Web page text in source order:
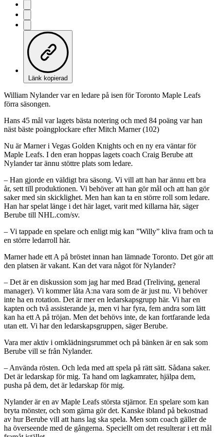
Länk kopierad
William Nylander var en ledare på isen för Toronto Maple Leafs
förra säsongen.
Hans 45 mål var lagets bästa notering och med 84 poäng var han
näst bäste poängplockare efter Mitch Marner (102)
Nu är Marner i Vegas Golden Knights och en ny era väntar för
Maple Leafs. I den eran hoppas lagets coach Craig Berube att
Nylander tar ännu stöttre plats som ledare.
– Han gjorde en väldigt bra säsong. Vi vill att han har ännu ett bra
år, sett till produktionen. Vi behöver att han gör mål och att han gör
saker med sin skicklighet. Men han kan ta en större roll som ledare.
Han har spelat länge i det här laget, varit med killarna här, säger
Berube till NHL.com/sv.
– Vi tappade en spelare och enligt mig kan ”Willy” kliva fram och ta
en större ledarroll här.
Marner hade ett A på bröstet innan han lämnade Toronto. Det gör att
den platsen är vakant. Kan det vara något för Nylander?
– Det är en diskussion som jag har med Brad (Treliving, general
manager). Vi kommer låta A:na vara som de är just nu. Vi behöver
inte ha en rotation. Det är mer en ledarskapsgrupp här. Vi har en
kapten och två assisterande ja, men vi har fyra, fem andra som lätt
kan ha ett A på tröjan. Men det behövs inte, de kan fortfarande leda
utan ett. Vi har den ledarskapsgruppen, säger Berube.
Vara mer aktiv i omklädningsrummet och på bänken är en sak som
Berube vill se från Nylander.
– Använda rösten. Och leda med att spela på rätt sätt. Sådana saker.
Det är ledarskap för mig. Ta hand om lagkamrater, hjälpa dem,
pusha på dem, det är ledarskap för mig.
Nylander är en av Maple Leafs största stjärnor. En spelare som kan
bryta mönster, och som gärna gör det. Kanske ibland på bekostnad
av hur Berube vill att hans lag ska spela. Men som coach gäller de
ha överseende med de gångerna. Speciellt om det resulterar i ett mål